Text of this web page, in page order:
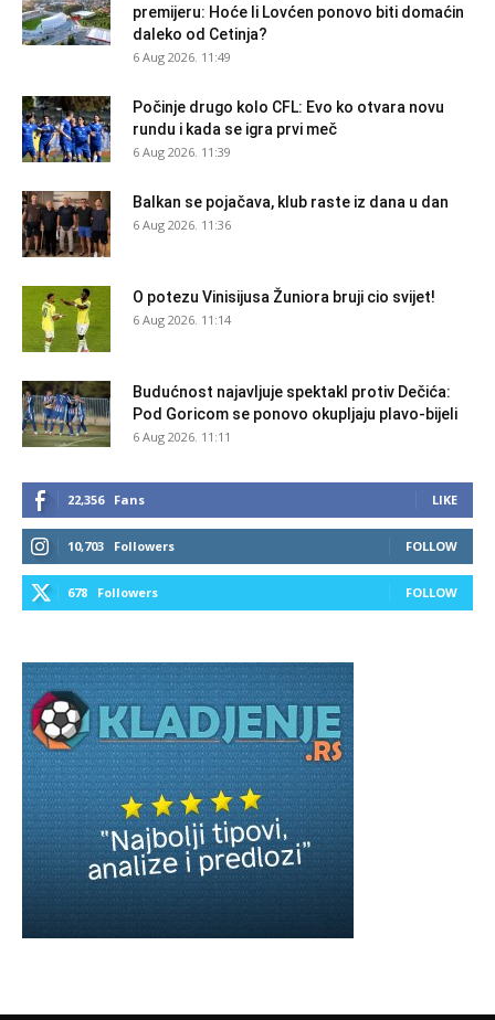
premijeru: Hoće li Lovćen ponovo biti domaćin
daleko od Cetinja?
6 Aug 2026. 11:49
Počinje drugo kolo CFL: Evo ko otvara novu
rundu i kada se igra prvi meč
6 Aug 2026. 11:39
Balkan se pojačava, klub raste iz dana u dan
6 Aug 2026. 11:36
O potezu Vinisijusa Žuniora bruji cio svijet!
6 Aug 2026. 11:14
Budućnost najavljuje spektakl protiv Dečića:
Pod Goricom se ponovo okupljaju plavo-bijeli
6 Aug 2026. 11:11
22,356 Fans LIKE
10,703 Followers FOLLOW
678 Followers FOLLOW